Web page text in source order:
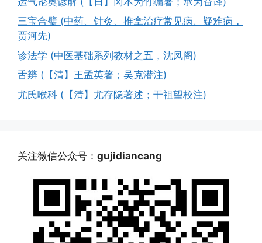
三宝合璧 (中药、针灸、推拿治疗常见病、疑难病，
贾河先)
诊法学 (中医基础系列教材之五，沈凤阁)
舌辨 (【清】王孟英著；吴克潜注)
尤氏喉科 (【清】尤存隐著述；干祖望校注)
关注微信公众号： gujidiancang